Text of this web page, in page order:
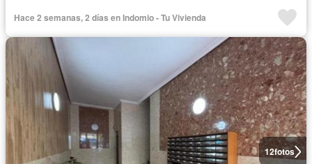
Hace 2 semanas, 2 días en Indomio - Tu Vivienda
12fotos